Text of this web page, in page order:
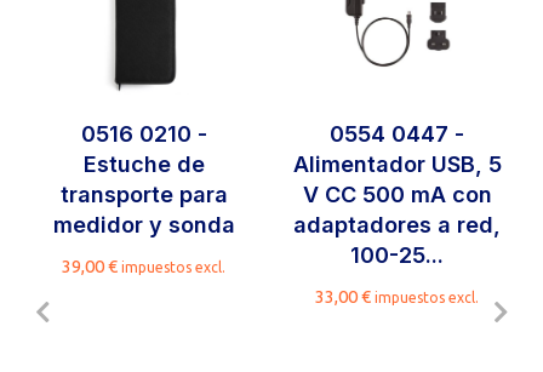
0516 0210 -
Estuche de
transporte para
medidor y sonda
39,00€ impuestos excl.
0554 0447 -
Alimentador USB, 5
V CC 500 mA con
adaptadores a red,
100-25...
33,00€ impuestos excl.